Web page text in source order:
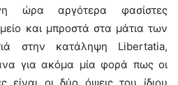
ώρα αργότερα φασίστες
και μπροστά στα μάτια των
στην κατάληψη Libertatia,
για ακόμα μία φορά πως οι